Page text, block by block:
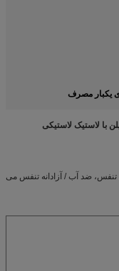
یکبار مصرف
با لاستیک لاستیکی
تنفس، ضد آب / آزادانه تنفس می